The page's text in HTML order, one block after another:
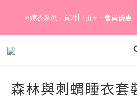
⭐嫁衣系列 - 買2件7折⭐、會員優惠
Summer Sale - 精選睡
森林與刺蝟睡衣套